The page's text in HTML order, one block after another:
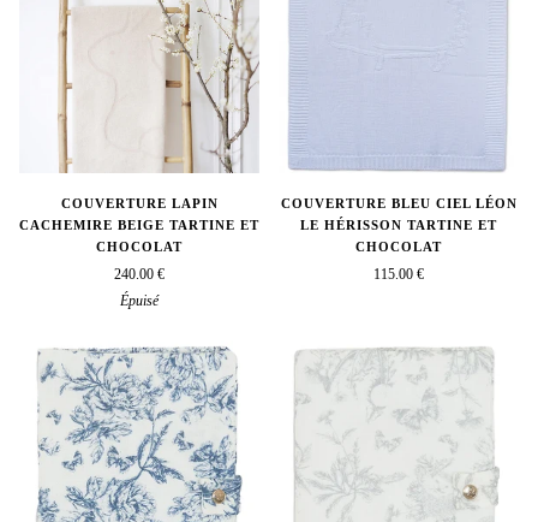
COUVERTURE LAPIN
CACHEMIRE BEIGE TARTINE ET
CHOCOLAT
240.00 €
Épuisé
COUVERTURE BLEU CIEL LÉON
LE HÉRISSON TARTINE ET
CHOCOLAT
115.00 €